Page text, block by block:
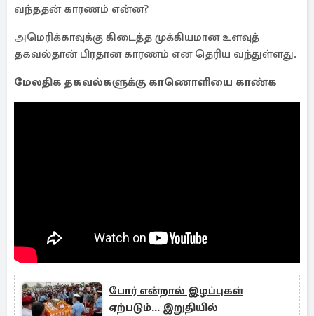
வந்ததன் காரணம் என்ன?
அமெரிக்காவுக்கு கிடைத்த முக்கியமான உளவுத்
தகவல்தான் பிரதான காரணம் என தெரிய வந்துள்ளது.
மேலதிக தகவல்களுக்கு காணொளியை காண்க
போர் என்றால் இழப்புகள்
ஏற்படும்... இறுதியில்